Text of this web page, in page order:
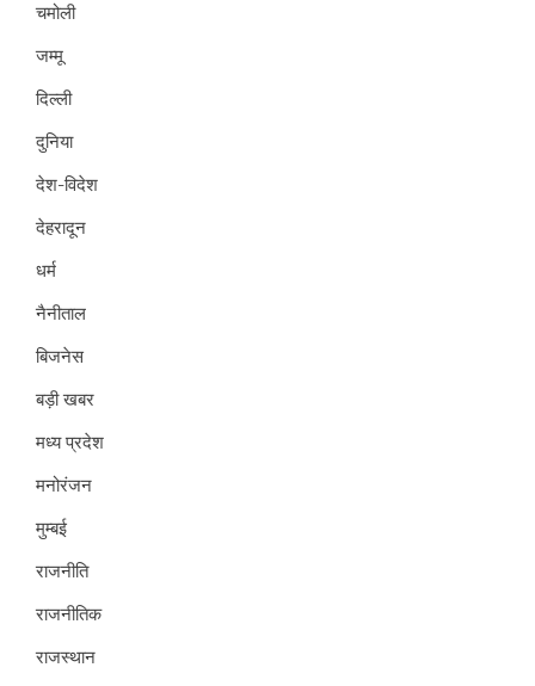
चमोली
जम्मू
दिल्ली
दुनिया
देश-विदेश
देहरादून
धर्म
नैनीताल
बिजनेस
बड़ी खबर
मध्य प्रदेश
मनोरंजन
मुम्बई
राजनीति
राजनीतिक
राजस्थान